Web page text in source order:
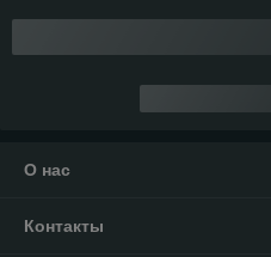
О нас
Контакты